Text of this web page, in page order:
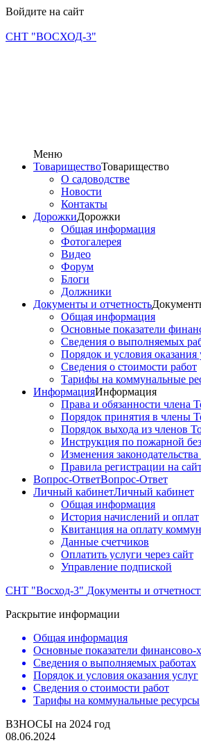
Войдите на сайт
СНТ "ВОСХОД-3"
Меню
ТовариществоТоварищество
О садоводстве
Новости
Контакты
ДорожкиДорожки
Общая информация
Фотогалерея
Видео
Форум
Блоги
Должники
Документы и отчетность
Общая информация
Основные показатели
Сведения о выполняемых
Порядок и условия оказания
Сведения о стоимости работ
Тарифы на коммунальные
ИнформацияИнформация
Права и обязанности члена
Порядок принятия в члены
Порядок выхода из членов
Инструкция по пожарной
Изменения
Правила регистрации на
Вопрос-ОтветВопрос-Ответ
Личный кабинетЛичный кабинет
Общая информация
История начислений и оплат
Квитанция на оплату
Данные счетчиков
Оплатить услуги через сайт
Управление подпиской
СНТ "Восход-3" Документы и
Раскрытие информации
Общая информация
Основные показатели финансово-
Сведения о выполняемых работах
Порядок и условия оказания услуг
Сведения о стоимости работ
Тарифы на коммунальные ресурсы
ВЗНОСЫ на 2024 год
08.06.2024